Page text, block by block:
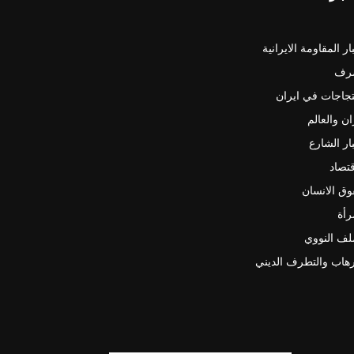
المقاومة الايرانية
في ايران
والعالم
الشارع
الانسان
النووي
والتطرف الديني